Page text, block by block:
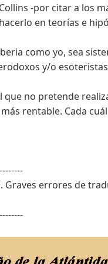
-por citar a los
en teorías e
como yo, sea
y/o
que no pretende
rentable. Cada
Graves errores de